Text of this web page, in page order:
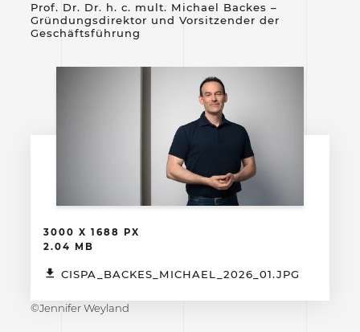
Prof. Dr. Dr. h. c. mult. Michael Backes –
Gründungsdirektor und Vorsitzender der
Geschäftsführung
3000 X 1688 PX
2.04 MB
CISPA_BACKES_MICHAEL_2026_01.JPG
©Jennifer Weyland